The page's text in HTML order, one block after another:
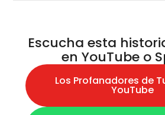
Escucha esta
en YouTube o
Los Profanadores de
YouTube